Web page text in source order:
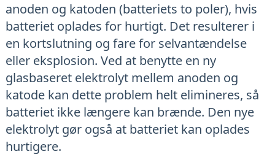
anoden og katoden (batteriets to poler), hvis
batteriet oplades for hurtigt. Det resulterer i
en kortslutning og fare for selvantændelse
eller eksplosion. Ved at benytte en ny
glasbaseret elektrolyt mellem anoden og
katode kan dette problem helt elimineres, så
batteriet ikke længere kan brænde. Den nye
elektrolyt gør også at batteriet kan oplades
hurtigere.